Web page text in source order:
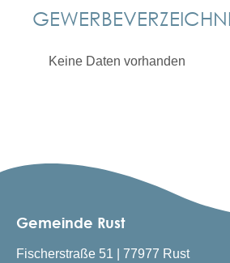
Keine Daten vorhanden
Gemeinde Rust
Fischerstraße 51 | 77977 Rust